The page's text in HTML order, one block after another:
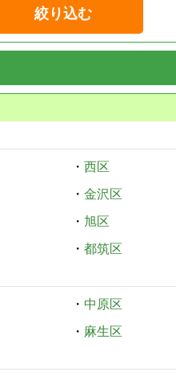
絞り込む
・ 西区
・ 金沢区
・ 旭区
・ 都筑区
・ 中原区
・ 麻生区